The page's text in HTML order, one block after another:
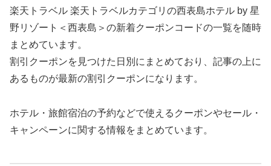
楽天トラベル 楽天トラベルカテゴリの西表島ホテル by 星
野リゾート＜西表島＞の新着クーポンコードの一覧を随時
まとめています。
割引クーポンを見つけた日別にまとめており、記事の上に
あるものが最新の割引クーポンになります。
ホテル・旅館宿泊の予約などで使えるクーポンやセール・
キャンペーンに関する情報をまとめています。